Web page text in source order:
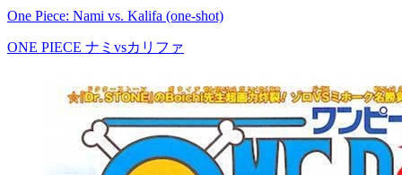
One Piece: Nami vs. Kalifa (one-shot)
ONE PIECE ナミvsカリファ